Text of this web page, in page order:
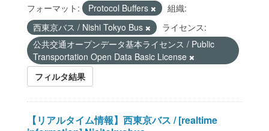
フォーマット:
Protocol Buffers
組織:
西東京バス / Nishi Tokyo Bus
ライセンス:
公共交通オープンデータ基本ライセンス / Public
Transportation Open Data Basic License
フィルタ結果
【リアルタイム情報】西東京バス / [realtime